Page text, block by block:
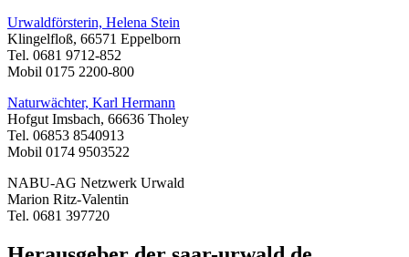
Urwaldförsterin, Helena Stein
Klingelfloß, 66571 Eppelborn
Tel. 0681 9712-852
Mobil 0175 2200-800
Naturwächter, Karl Hermann
Hofgut Imsbach, 66636 Tholey
Tel. 06853 8540913
Mobil 0174 9503522
NABU-AG Netzwerk Urwald
Marion Ritz-Valentin
Tel. 0681 397720